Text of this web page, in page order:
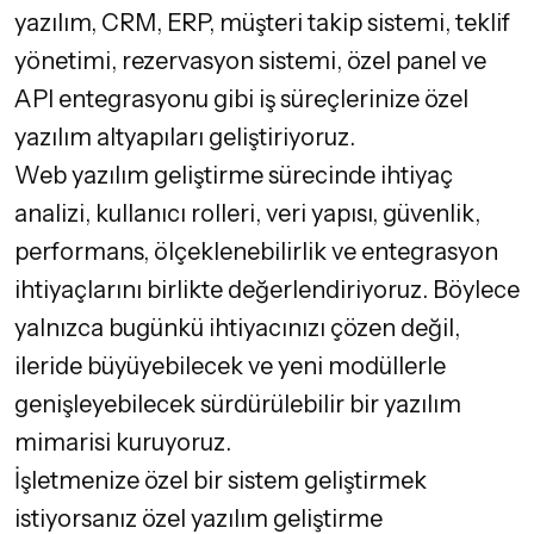
yazılım, CRM, ERP, müşteri takip sistemi, teklif
yönetimi, rezervasyon sistemi, özel panel ve
API entegrasyonu gibi iş süreçlerinize özel
yazılım altyapıları geliştiriyoruz.
Web yazılım geliştirme sürecinde ihtiyaç
analizi, kullanıcı rolleri, veri yapısı, güvenlik,
performans, ölçeklenebilirlik ve entegrasyon
ihtiyaçlarını birlikte değerlendiriyoruz. Böylece
yalnızca bugünkü ihtiyacınızı çözen değil,
ileride büyüyebilecek ve yeni modüllerle
genişleyebilecek sürdürülebilir bir yazılım
mimarisi kuruyoruz.
İşletmenize özel bir sistem geliştirmek
istiyorsanız özel yazılım geliştirme